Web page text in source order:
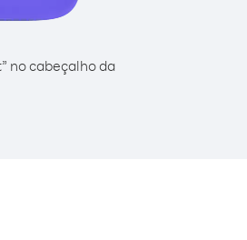
no cabeçalho da